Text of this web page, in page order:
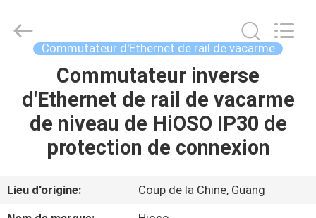
MAISON
PRODUITS
VIDÉOS
AU
HiOSO
Technology
Developed
Commutateur d'Ethernet de rail de vacarme
Commutateur inverse
d'Ethernet de rail de vacarme
de niveau de HiOSO IP30 de
protection de connexion
Lieu d'origine:
Coup de la Chine, Guang